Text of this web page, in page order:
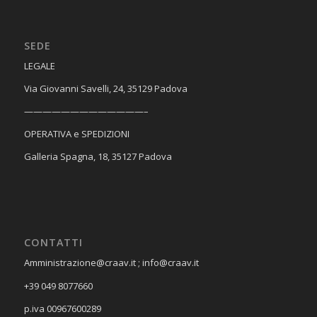
SEDE
​LEGALE
Via Giovanni Savelli, 24, 35129 Padova
—————————————–
OPERATIVA e SPEDIZIONI
Galleria Spagna, 18, 35127 Padova
CONTATTI
Amministrazione@craav.it ; info@craav.it
+39 049 8077660
p.iva 00967600289